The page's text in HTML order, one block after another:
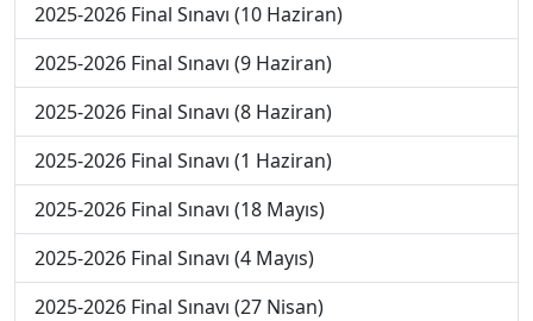
2025-2026 Final Sınavı (10 Haziran)
2025-2026 Final Sınavı (9 Haziran)
2025-2026 Final Sınavı (8 Haziran)
2025-2026 Final Sınavı (1 Haziran)
2025-2026 Final Sınavı (18 Mayıs)
2025-2026 Final Sınavı (4 Mayıs)
2025-2026 Final Sınavı (27 Nisan)